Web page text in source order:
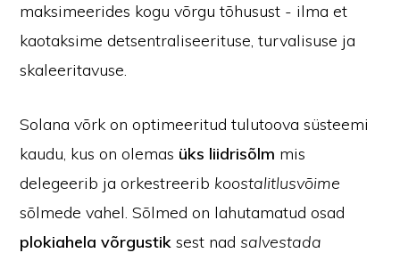
maksimeerides kogu võrgu tõhusust - ilma et
kaotaksime detsentraliseerituse, turvalisuse ja
skaleeritavuse.
Solana võrk on optimeeritud tulutoova süsteemi
kaudu, kus on olemas üks liidrisõlm mis
delegeerib ja orkestreerib koostalitlusvõime
sõlmede vahel. Sõlmed on lahutamatud osad
plokiahela võrgustik sest nadsalvestada